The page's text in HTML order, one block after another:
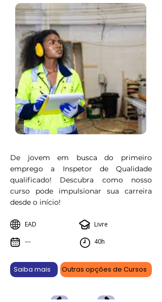
De jovem em busca do primeiro
emprego a Inspetor de Qualidade
qualificado! Descubra como nosso
curso pode impulsionar sua carreira
desde o início!
EAD
---
Livre
40h
Saiba mais Outras opções de Cursos